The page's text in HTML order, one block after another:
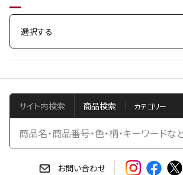
サイト内検索 商品検索
お問い合わせ